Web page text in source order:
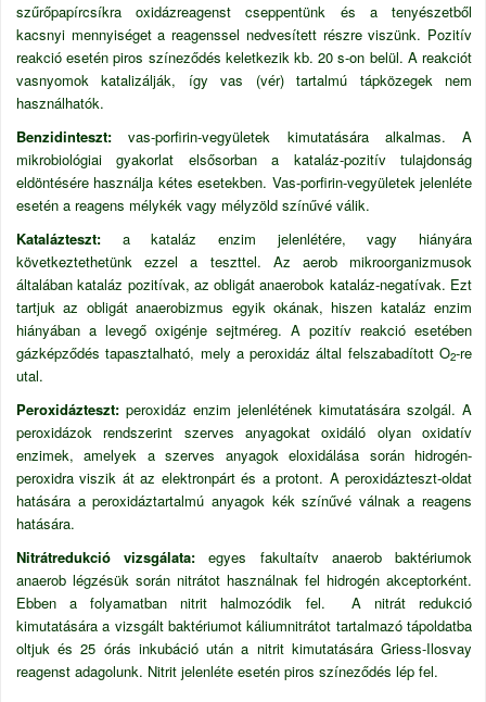
szűrőpapírcsíkra oxidázreagenst cseppentünk és a tenyészetből
kacsnyi mennyiséget a reagenssel nedvesített részre viszünk. Pozitív
reakció esetén piros színeződés keletkezik kb. 20 s-on belül. A reakciót
vasnyomok katalizálják, így vas (vér) tartalmú tápközegek nem
használhatók.
Benzidinteszt:vas-porfirin-vegyületek kimutatására alkalmas. A
mikrobiológiai gyakorlat elsősorban a kataláz-pozitív tulajdonság
eldöntésére használja kétes esetekben. Vas-porfirin-vegyületek jelenléte
esetén a reagens mélykék vagy mélyzöld színűvé válik.
Katalázteszt: a kataláz enzim jelenlétére, vagy hiányára
következtethetünk ezzel a teszttel. Az aerob mikroorganizmusok
általában kataláz pozitívak, az obligát anaerobok kataláz-negatívak. Ezt
tartjuk az obligát anaerobizmus egyik okának, hiszen kataláz enzim
hiányában a levegő oxigénje sejtméreg. A pozitív reakció esetében
gázképződés tapasztalható, mely a peroxidáz által felszabadított O2-re
utal.
Peroxidázteszt: peroxidáz enzim jelenlétének kimutatására szolgál. A
peroxidázok rendszerint szerves anyagokat oxidáló olyan oxidatív
enzimek, amelyek a szerves anyagok eloxidálása során hidrogén-
peroxidra viszik át az elektronpárt és a protont. A peroxidázteszt-oldat
hatására a peroxidáztartalmú anyagok kék színűvé válnak a reagens
hatására.
Nitrátredukció vizsgálata:egyes fakultaítv anaerob baktériumok
anaerob légzésük során nitrátot használnak fel hidrogén akceptorként.
Ebben a folyamatban nitrit halmozódik fel. A nitrát redukció
kimutatására a vizsgált baktériumot káliumnitrátot tartalmazó tápoldatba
oltjuk és 25 órás inkubáció után a nitrit kimutatására Griess-Ilosvay
reagenst adagolunk. Nitrit jelenléte esetén piros színeződés lép fel.